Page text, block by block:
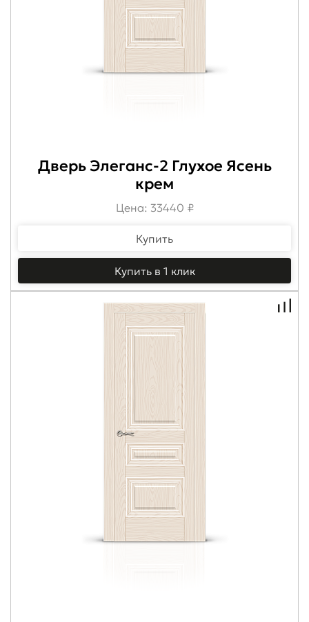
Дверь Элеганс-2 Глухое Ясень
крем
Цена: 33440 ₽
Купить
Купить в 1 клик